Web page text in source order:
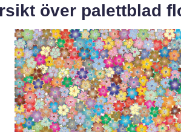
över palettblad